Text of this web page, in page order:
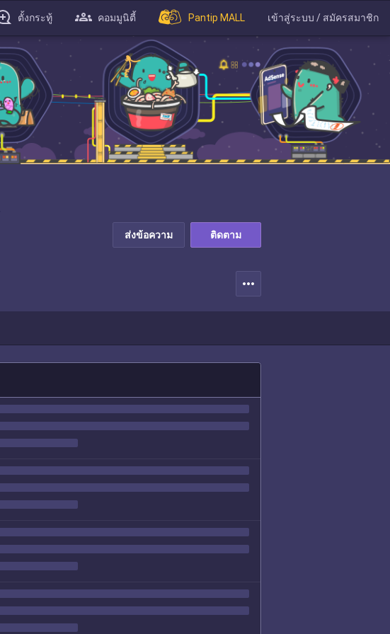
ตั้งกระทู้ คอมมูนิตี้ Pantip MALL เข้าสู่ระบบ / สมัครสมาชิก
ส่งข้อความ ติดตาม
more_horiz